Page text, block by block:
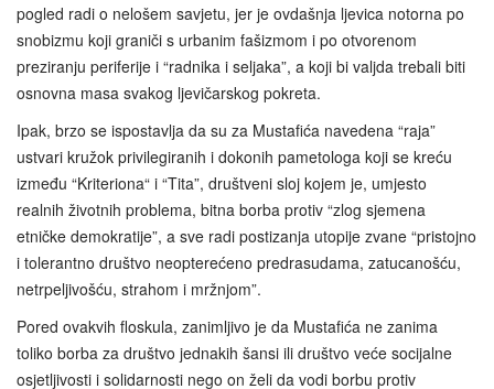
pogled radi o nelošem savjetu, jer je ovdašnja ljevica notorna po
snobizmu koji graniči s urbanim fašizmom i po otvorenom
preziranju periferije i “radnika i seljaka”, a koji bi valjda trebali biti
osnovna masa svakog ljevičarskog pokreta.
Ipak, brzo se ispostavlja da su za Mustafića navedena “raja”
ustvari kružok privilegiranih i dokonih pametologa koji se kreću
između “Kriteriona“ i “Tita”, društveni sloj kojem je, umjesto
realnih životnih problema, bitna borba protiv “zlog sjemena
etničke demokratije”, a sve radi postizanja utopije zvane “pristojno
i tolerantno društvo neopterećeno predrasudama, zatucanošću,
netrpeljivošću, strahom i mržnjom”.
Pored ovakvih floskula, zanimljivo je da Mustafića ne zanima
toliko borba za društvo jednakih šansi ili društvo veće socijalne
osjetljivosti i solidarnosti nego on želi da vodi borbu protiv